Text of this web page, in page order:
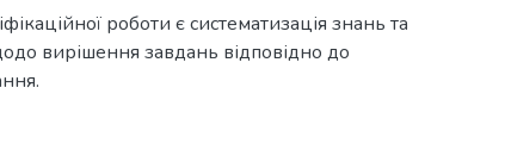
роботи є систематизація знань та
вирішення завдань відповідно до